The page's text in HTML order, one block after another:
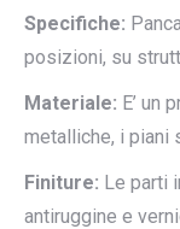
Specifiche:
posizioni, su
Materiale: E’ un
metalliche, i piani
Finiture: Le parti
antiruggine e